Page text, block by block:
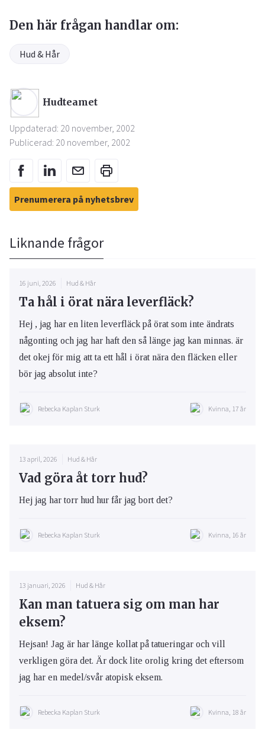
Den här frågan handlar om:
Hud & Hår
Hudteamet
Uppdaterad: 20 november, 2002
Publicerad: 20 november, 2002
Prenumerera på nyhetsbrev
Liknande frågor
16 juni, 2026 Hud & Hår
Ta hål i örat nära leverfläck?
Hej , jag har en liten leverfläck på örat som inte ändrats
någonting och jag har haft den så länge jag kan minnas. är
det okej för mig att ta ett hål i örat nära den fläcken eller
bör jag absolut inte?
Rebecka Kaplan Sturk Kvinna, 17 år
13 april, 2026 Hud & Hår
Vad göra åt torr hud?
Hej jag har torr hud hur får jag bort det?
Rebecka Kaplan Sturk Kvinna, 16 år
13 januari, 2026 Hud & Hår
Kan man tatuera sig om man har
eksem?
Hejsan! Jag är har länge kollat på tatueringar och vill
verkligen göra det. Är dock lite orolig kring det eftersom
jag har en medel/svår atopisk eksem.
Rebecka Kaplan Sturk Kvinna, 18 år